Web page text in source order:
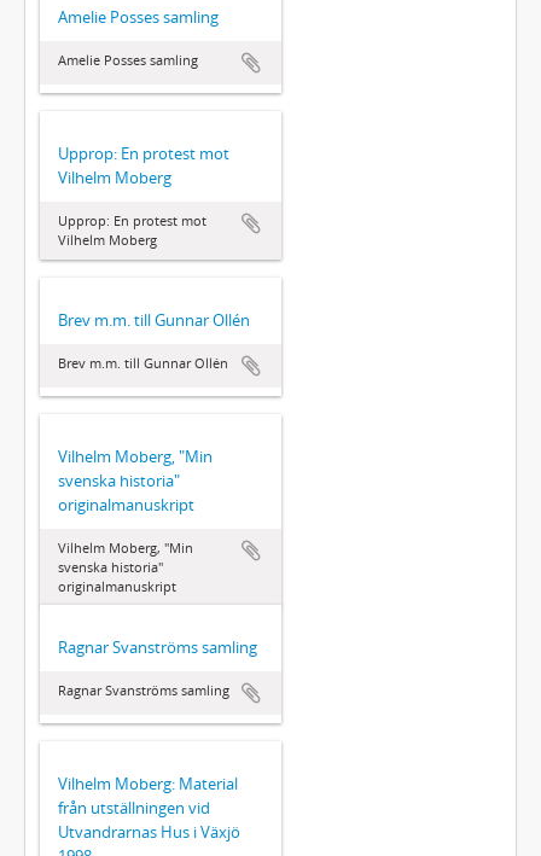
Amelie Posses samling
Amelie Posses samling
Upprop: En protest mot
Vilhelm Moberg
Upprop: En protest mot
Vilhelm Moberg
Brev m.m. till Gunnar Ollén
Brev m.m. till Gunnar Ollén
Vilhelm Moberg, "Min
svenska historia"
originalmanuskript
Vilhelm Moberg, "Min
svenska historia"
originalmanuskript
Ragnar Svanströms samling
Ragnar Svanströms samling
Vilhelm Moberg: Material
från utställningen vid
Utvandrarnas Hus i Växjö